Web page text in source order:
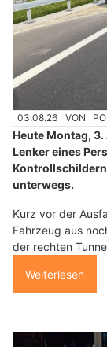
03.08.26 VON
Heute Montag,
Lenker eines
Kontrollschildern
unterwegs.
Kurz vor der
Fahrzeug aus
der rechten
Weiterlesen